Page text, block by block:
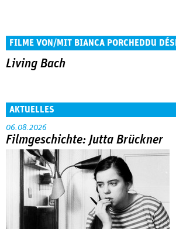
FILME VON/MIT BIANCA PORCHEDDU
Living Bach
AKTUELLES
06.08.2026
Filmgeschichte: Jutta Brückner